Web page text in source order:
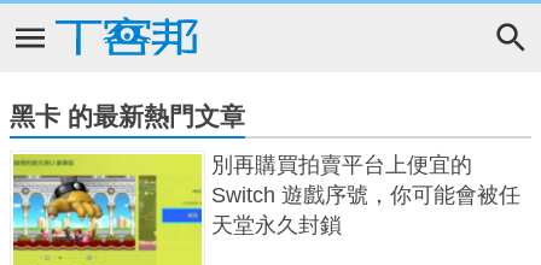
黑卡 的最新熱門文章
別再購買拍賣平台上便宜的
Switch 遊戲序號，你可能會被任
天堂永久封鎖